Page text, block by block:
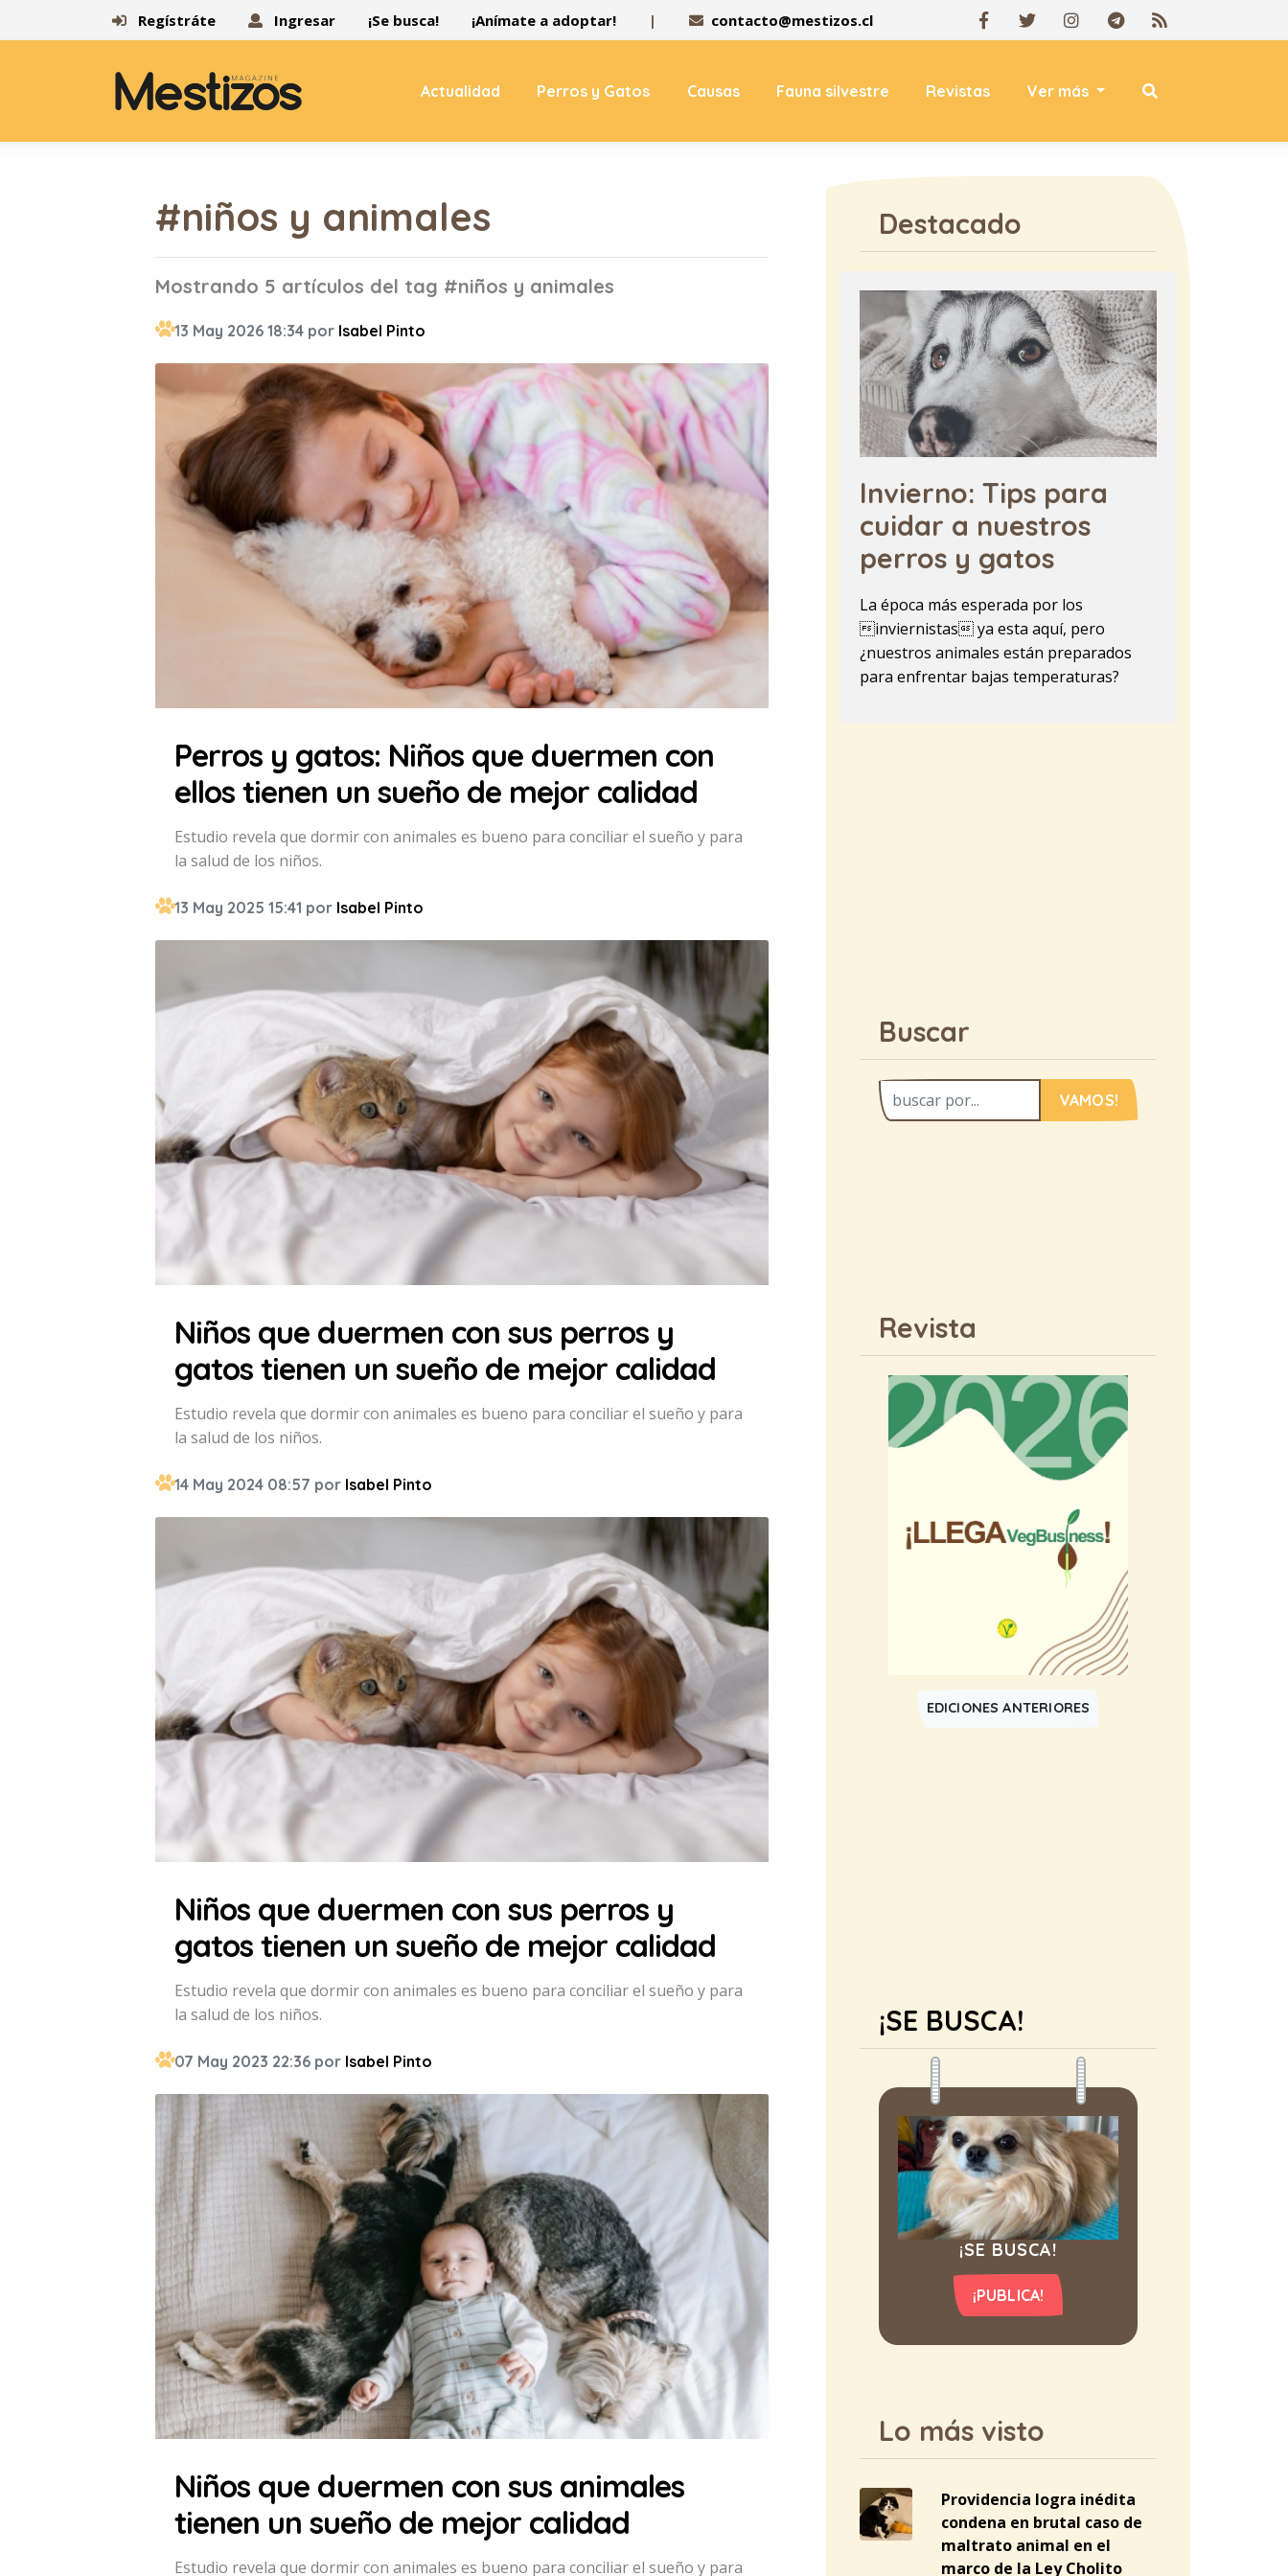
Regístráte Ingresar ¡Se busca! ¡Anímate a adoptar! | contacto@mestizos.cl
Actualidad Perros y Gatos Causas Fauna silvestre Revistas Ver más
#niños y animales
Mostrando 5 artículos del tag #niños y animales
13 May 2026 18:34 por Isabel Pinto
Perros y gatos: Niños que duermen con
ellos tienen un sueño de mejor calidad
Estudio revela que dormir con animales es bueno para conciliar el sueño y para
la salud de los niños.
13 May 2025 15:41 por Isabel Pinto
Niños que duermen con sus perros y
gatos tienen un sueño de mejor calidad
Estudio revela que dormir con animales es bueno para conciliar el sueño y para
la salud de los niños.
14 May 2024 08:57 por Isabel Pinto
Niños que duermen con sus perros y
gatos tienen un sueño de mejor calidad
Estudio revela que dormir con animales es bueno para conciliar el sueño y para
la salud de los niños.
07 May 2023 22:36 por Isabel Pinto
Niños que duermen con sus animales
tienen un sueño de mejor calidad
Estudio revela que dormir con animales es bueno para conciliar el sueño y para
Destacado
Invierno: Tips para
cuidar a nuestros
perros y gatos
La época más esperada por los
inviernistas ya esta aquí, pero
¿nuestros animales están preparados
para enfrentar bajas temperaturas?
Buscar
VAMOS!
Revista
EDICIONES ANTERIORES
¡SE BUSCA!
¡SE BUSCA!
¡PUBLICA!
Lo más visto
Providencia logra inédita
condena en brutal caso de
maltrato animal en el
marco de la Ley Cholito